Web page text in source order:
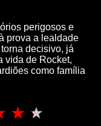
perigosos e
prova a lealdade
decisivo, já
vida de Rocket,
como família